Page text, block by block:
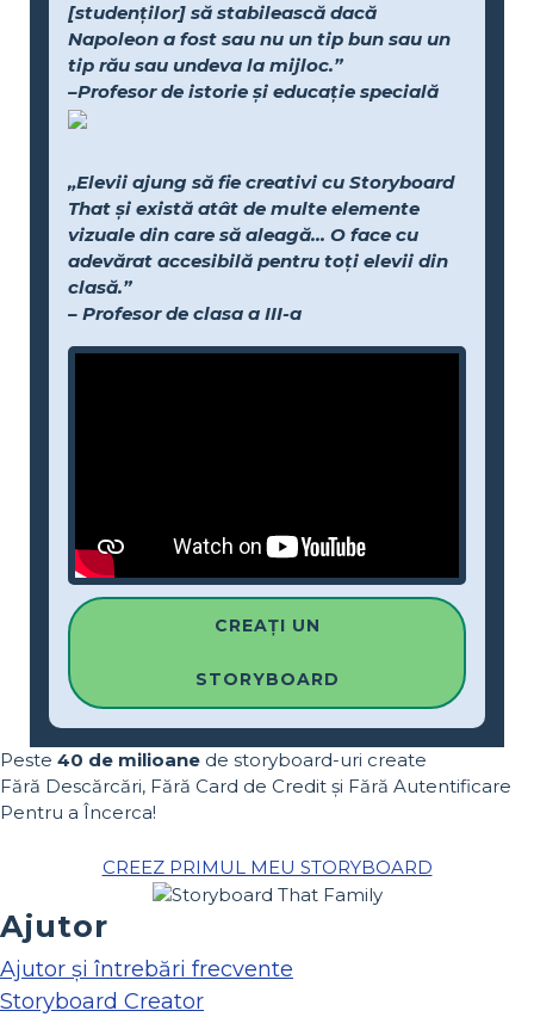
[studenților] să stabilească dacă
Napoleon a fost sau nu un tip bun sau un
tip rău sau undeva la mijloc.”
–Profesor de istorie și educație specială
„Elevii ajung să fie creativi cu Storyboard
That și există atât de multe elemente
vizuale din care să aleagă... O face cu
adevărat accesibilă pentru toți elevii din
clasă.”
– Profesor de clasa a III-a
CREAȚI UN
STORYBOARD
Peste 40 de milioane de storyboard-uri create
Fără Descărcări, Fără Card de Credit și Fără Autentificare
Pentru a Încerca!
CREEZ PRIMUL MEU STORYBOARD
Ajutor
Ajutor și întrebări frecvente
Storyboard Creator